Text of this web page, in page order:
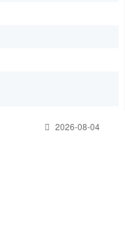
2026-08-04